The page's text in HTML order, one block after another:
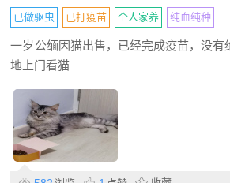
已做驱虫 已打疫苗 个人家养 纯血纯种
一岁公缅因猫出售，已经完成疫苗，没有
地上门看猫